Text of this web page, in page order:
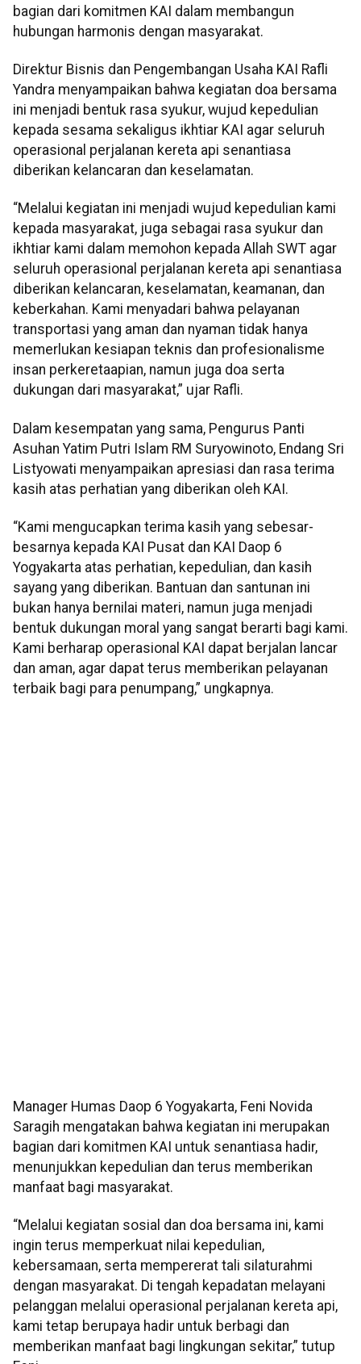
bagian dari komitmen KAI dalam membangun
hubungan harmonis dengan masyarakat.
Direktur Bisnis dan Pengembangan Usaha KAI Rafli
Yandra menyampaikan bahwa kegiatan doa bersama
ini menjadi bentuk rasa syukur, wujud kepedulian
kepada sesama sekaligus ikhtiar KAI agar seluruh
operasional perjalanan kereta api senantiasa
diberikan kelancaran dan keselamatan.
“Melalui kegiatan ini menjadi wujud kepedulian kami
kepada masyarakat, juga sebagai rasa syukur dan
ikhtiar kami dalam memohon kepada Allah SWT agar
seluruh operasional perjalanan kereta api senantiasa
diberikan kelancaran, keselamatan, keamanan, dan
keberkahan. Kami menyadari bahwa pelayanan
transportasi yang aman dan nyaman tidak hanya
memerlukan kesiapan teknis dan profesionalisme
insan perkeretaapian, namun juga doa serta
dukungan dari masyarakat,” ujar Rafli.
Dalam kesempatan yang sama, Pengurus Panti
Asuhan Yatim Putri Islam RM Suryowinoto, Endang Sri
Listyowati menyampaikan apresiasi dan rasa terima
kasih atas perhatian yang diberikan oleh KAI.
“Kami mengucapkan terima kasih yang sebesar-
besarnya kepada KAI Pusat dan KAI Daop 6
Yogyakarta atas perhatian, kepedulian, dan kasih
sayang yang diberikan. Bantuan dan santunan ini
bukan hanya bernilai materi, namun juga menjadi
bentuk dukungan moral yang sangat berarti bagi kami.
Kami berharap operasional KAI dapat berjalan lancar
dan aman, agar dapat terus memberikan pelayanan
terbaik bagi para penumpang,” ungkapnya.
Manager Humas Daop 6 Yogyakarta, Feni Novida
Saragih mengatakan bahwa kegiatan ini merupakan
bagian dari komitmen KAI untuk senantiasa hadir,
menunjukkan kepedulian dan terus memberikan
manfaat bagi masyarakat.
“Melalui kegiatan sosial dan doa bersama ini, kami
ingin terus memperkuat nilai kepedulian,
kebersamaan, serta mempererat tali silaturahmi
dengan masyarakat. Di tengah kepadatan melayani
pelanggan melalui operasional perjalanan kereta api,
kami tetap berupaya hadir untuk berbagi dan
memberikan manfaat bagi lingkungan sekitar,” tutup